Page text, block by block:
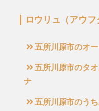
ロウリュ（アウ
五所川原市のオ
五所川原市のタ
ナ
五所川原市のう